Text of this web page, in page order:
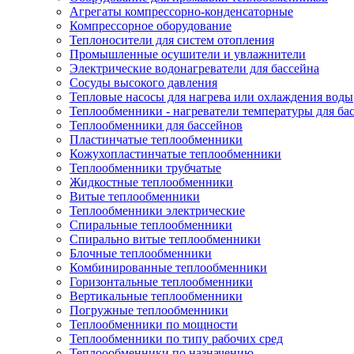
Агрегаты компрессорно-конденсаторные
Компрессорное оборудование
Теплоносители для систем отопления
Промышленные осушители и увлажнители
Электрические водонагреватели для бассейна
Сосуды высокого давления
Тепловые насосы для нагрева или охлаждения воды
Теплообменники - нагреватели температуры для
Теплообменники для бассейнов
Пластинчатые теплообменники
Кожухопластинчатые теплообменники
Теплообменники трубчатые
Жидкостные теплообменники
Витые теплообменники
Теплообменники электрические
Спиральные теплообменники
Спирально витые теплообменники
Блочные теплообменники
Комбинированные теплообменники
Горизонтальные теплообменники
Вертикальные теплообменники
Погружные теплообменники
Теплообменники по мощности
Теплообменники по типу рабочих сред